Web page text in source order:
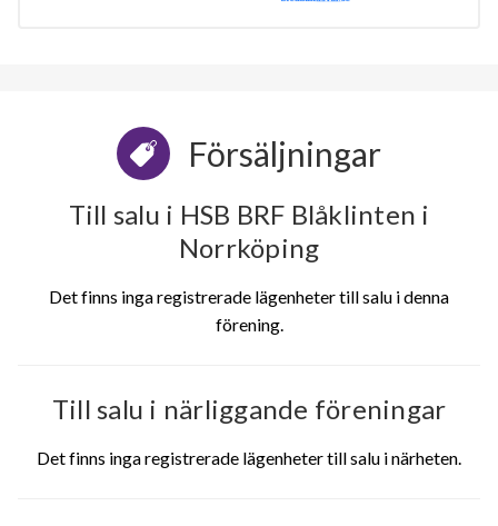
Försäljningar
Till salu i HSB BRF Blåklinten i
Norrköping
Det finns inga registrerade lägenheter till salu i denna
förening.
Till salu i närliggande föreningar
Det finns inga registrerade lägenheter till salu i närheten.